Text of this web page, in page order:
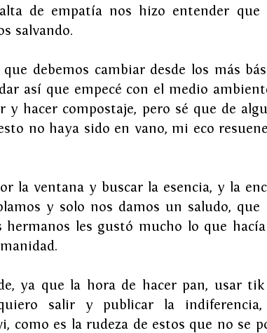
de empatía nos hizo entender que
salvando.
debemos cambiar desde los más
así que empecé con el medio
y hacer compostaje, pero sé que de
no haya sido en vano, mi eco
la ventana y buscar la esencia, y la
y solo nos damos un saludo,
hermanos les gustó mucho lo que
ya que la hora de hacer pan, usar
salir y publicar la indiferencia,
como es la rudeza de estos que no se